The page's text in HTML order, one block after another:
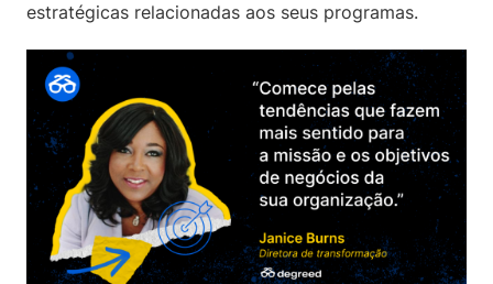
estratégicas relacionadas aos seus programas.